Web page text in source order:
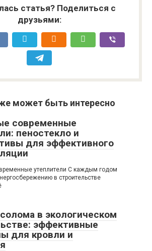
статья? Поделиться с
друзьями:
может быть интересно
современные
пеностекло и
для эффективного
утеплители С каждым годом
в строительстве
в экологическом
эффективные
для кровли и